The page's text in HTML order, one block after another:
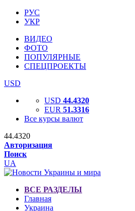
РУС
УКР
ВИДЕО
ФОТО
ПОПУЛЯРНЫЕ
СПЕЦПРОЕКТЫ
USD
USD 44.4320
EUR 51.3316
Все курсы валют
44.4320
Авторизация
Поиск
UA
ВСЕ РАЗДЕЛЫ
Главная
Украина